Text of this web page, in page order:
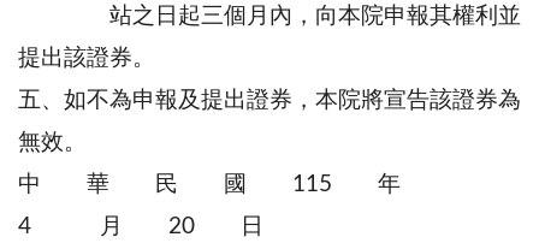
站之日起三個月內，向本院申報其權利並
提出該證券。
五、如不為申報及提出證券，本院將宣告該證券為
無效。
中 華 民 國 115 年
4 月 20 日